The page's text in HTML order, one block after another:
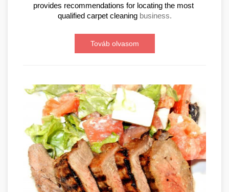
provides recommendations for locating the most
qualified carpet cleaning business.
Továb olvasom